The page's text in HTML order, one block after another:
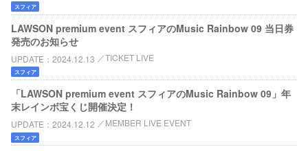
スフィア
LAWSON premium event スフィアのMusic Rainbow 09 当日券
発売のお知らせ
UPDATE 2024.12.13 TICKET LIVE
スフィア
「LAWSON premium event スフィアのMusic Rainbow 09」年
末レインボ宝くじ開催決定！
UPDATE 2024.12.12 MEMBER LIVE EVENT
スフィア